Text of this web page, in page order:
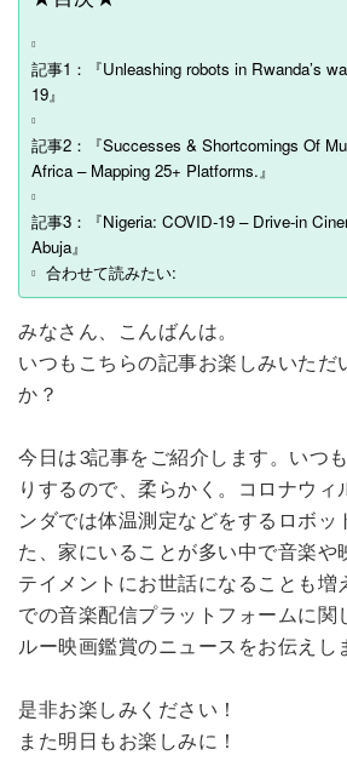
記事1：『Unleashing robots in Rwanda’s
19』
記事2：『Successes & Shortcomings Of
Africa – Mapping 25+ Platforms.』
記事3：『Nigeria: COVID-19 – Drive-in
Abuja』
合わせて読みたい:
みなさん、こんばんは。
いつもこちらの記事お楽しみいただ
か？
今日は3記事をご紹介します。いつ
りするので、柔らかく。コロナウィ
ンダでは体温測定などをするロボッ
た、家にいることが多い中で音楽や
テイメントにお世話になることも増
での音楽配信プラットフォームに関
ルー映画鑑賞のニュースをお伝えし
是非お楽しみください！
また明日もお楽しみに！